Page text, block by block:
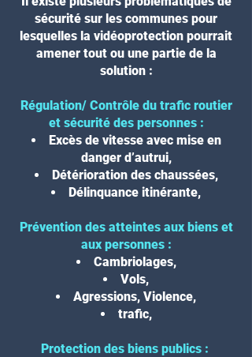
sécurité sur les communes pour
lesquelles la vidéoprotection pourrait
amener tout ou une partie de la
solution :
Régulation/ Contrôle du trafic routier
et sécurité des personnes:
Excès de vitesse avec mise en
danger d’autrui,
Détérioration des chaussées,
Délinquance itinérante,
Prévention des atteintes aux biens et
aux personnes:
Cambriolages,
Vols,
Agressions, Violence,
trafic,
Protection des biens publics: